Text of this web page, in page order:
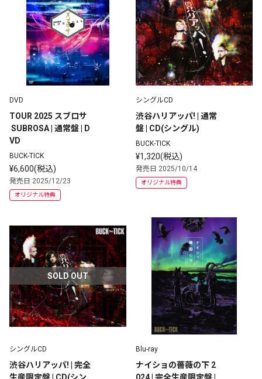
DVD
TOUR 2025 スブロサ
SUBROSA | 通常盤 | D
VD
BUCK-TICK
¥6,600(税込)
発売日 2025/12/23
オリジナル特典
シングルCD
渋谷ハリアッパ! | 通常
盤 | CD(シングル)
BUCK-TICK
¥1,320(税込)
発売日 2025/10/14
オリジナル特典
SOLD OUT
シングルCD
渋谷ハリアッパ! | 完全
Blu-ray
ナイショの薔薇の下 2